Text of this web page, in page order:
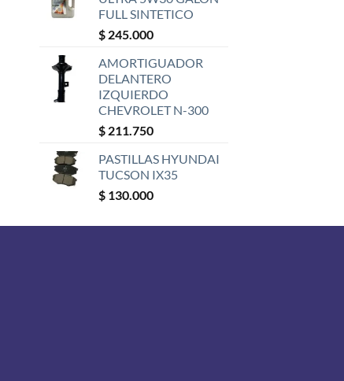
FULL SINTETICO
$ 245.000
AMORTIGUADOR
DELANTERO
IZQUIERDO
CHEVROLET N-300
$ 211.750
PASTILLAS HYUNDAI
TUCSON IX35
$ 130.000